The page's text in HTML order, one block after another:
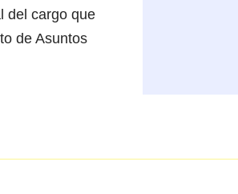
del cargo que
de Asuntos